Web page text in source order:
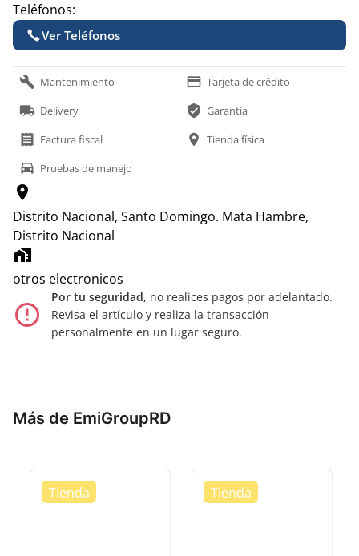
Teléfonos:
Ver Teléfonos
build Mantenimiento payment Tarjeta de crédito
local_shipping Delivery verified_user Garantía
receipt Factura fiscal location_on Tienda física
time_to_leave Pruebas de manejo
location_on
Distrito Nacional, Santo Domingo. Mata Hambre,
Distrito Nacional
home_work
otros electronicos
error_outline
Por tu seguridad, no realices pagos por adelantado.
Revisa el artículo y realiza la transacción
personalmente en un lugar seguro.
Más de EmiGroupRD